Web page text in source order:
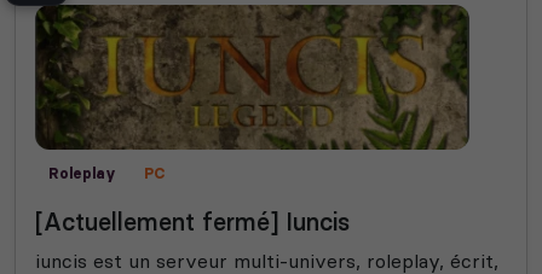
Roleplay PC
[Actuellement fermé] Iuncis
iuncis est un serveur multi-univers, roleplay, écrit,